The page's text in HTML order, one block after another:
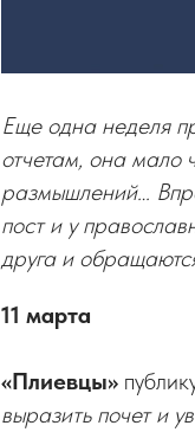
Еще одна неделя
отчетам, она мало
размышлений…
пост и у
друга и
11 марта
«Плиевцы»
выразить почет и